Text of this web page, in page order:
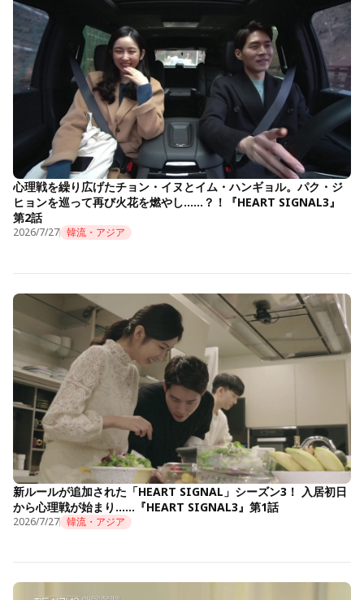
心理戦を繰り広げたチョン・イヌとイム・ハンギョル。パク・ジ
ヒョンを巡って再び火花を燃やし……？！『HEART SIGNAL3』
第2話
2026/7/27 韓流・アジア
新ルールが追加された「HEART SIGNAL」シーズン3！ 入居初日
から心理戦が始まり……『HEART SIGNAL3』第1話
2026/7/27 韓流・アジア